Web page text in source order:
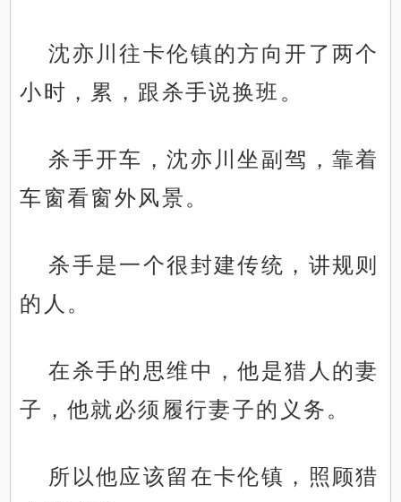
沈亦川往卡伦镇的方向开了两个
小时，累，跟杀手说换班。
杀手开车，沈亦川坐副驾，靠着
车窗看窗外风景。
杀手是一个很封建传统，讲规则
的人。
在杀手的思维中，他是猎人的妻
子，他就必须履行妻子的义务。
所以他应该留在卡伦镇，照顾猎